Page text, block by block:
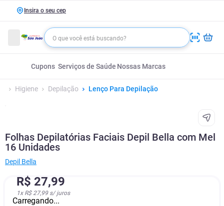
Insira o seu cep
Cupons Serviços de Saúde Nossas Marcas
Higiene Depilação Lenço Para Depilação
Folhas Depilatórias Faciais Depil Bella com Mel
16 Unidades
Depil Bella
R$ 27,99
1x R$ 27,99s/ juros
Carregando...